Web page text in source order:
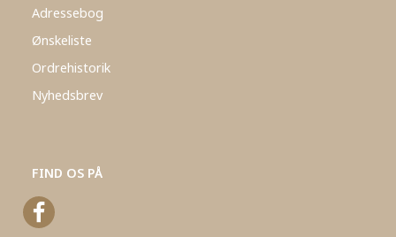
Adressebog
Ønskeliste
Ordrehistorik
Nyhedsbrev
FIND OS PÅ